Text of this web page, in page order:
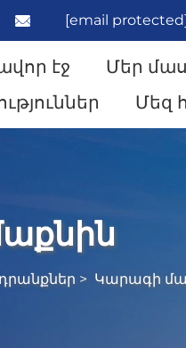
[email
էջ Մեր
Մեզ
> Կարագի